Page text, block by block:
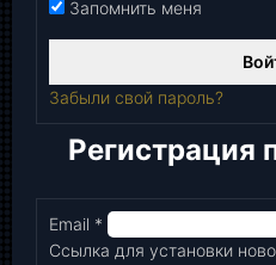
Запомнить меня
Забыли свой пароль?
Регистрация
Email *
Ссылка для установки